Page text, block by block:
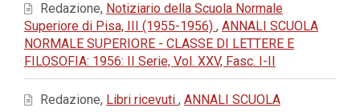
Redazione, Notiziario della Scuola Normale
Superiore di Pisa, III (1955-1956) , ANNALI SCUOLA
NORMALE SUPERIORE - CLASSE DI LETTERE E
FILOSOFIA: 1956: II Serie, Vol. XXV, Fasc. I-II
Redazione, Libri ricevuti , ANNALI SCUOLA